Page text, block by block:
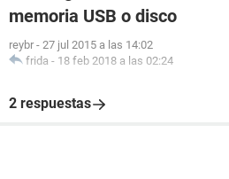
memoria USB o disco
reybr - 27 jul 2015 a las 14:02
frida - 18 feb 2018 a las 02:24
2 respuestas